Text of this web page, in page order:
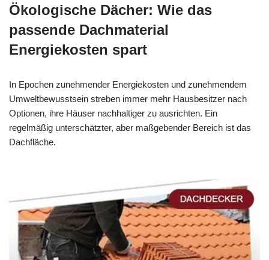
Ökologische Dächer: Wie das
passende Dachmaterial
Energiekosten spart
In Epochen zunehmender Energiekosten und zunehmendem
Umweltbewusstsein streben immer mehr Hausbesitzer nach
Optionen, ihre Häuser nachhaltiger zu ausrichten. Ein
regelmäßig unterschätzter, aber maßgebender Bereich ist das
Dachfläche.